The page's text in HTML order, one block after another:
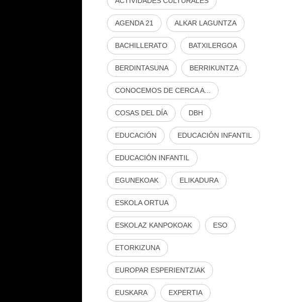
AGENDA 21 ALKAR LAGUNTZA
BACHILLERATO BATXILERGOA
BERDINTASUNA BERRIKUNTZA
CONOCEMOS DE CERCA A...
COSAS DEL DÍA DBH
EDUCACIÓN EDUCACIÓN INFANTIL
EDUCACIÓN INFANTIL
EGUNEKOAK ELIKADURA
ESKOLA ORTUA
ESKOLAZ KANPOKOAK ESO
ETORKIZUNA
EUROPAR ESPERIENTZIAK
EUSKARA EXPERTIA